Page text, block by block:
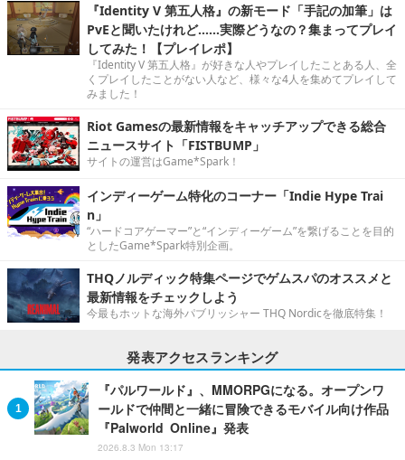
『Identity V 第五人格』の新モード「手記の加筆」は
PvEと聞いたけれど……実際どうなの？集まってプレイ
してみた！【プレイレポ】
『Identity V 第五人格』が好きな人やプレイしたことある人、全
くプレイしたことがない人など、様々な4人を集めてプレイして
みました！
Riot Gamesの最新情報をキャッチアップできる総合
ニュースサイト「FISTBUMP」
サイトの運営はGame*Spark！
インディーゲーム特化のコーナー「Indie Hype Trai
n」
“ハードコアゲーマー”と“インディーゲーム”を繋げることを目的
としたGame*Spark特別企画。
THQノルディック特集ページでゲムスパのオススメと
最新情報をチェックしよう
今最もホットな海外パブリッシャー THQ Nordicを徹底特集！
発表アクセスランキング
『パルワールド』、MMORPGになる。オープンワ
ールドで仲間と一緒に冒険できるモバイル向け作品
『Palworld Online』発表
2026.8.3 Mon 13:17